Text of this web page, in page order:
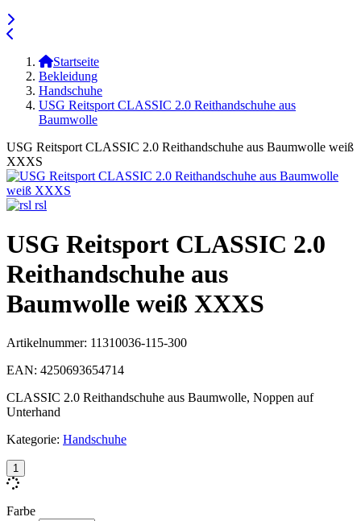
Startseite
Bekleidung
Handschuhe
USG Reitsport CLASSIC 2.0 Reithandschuhe aus
Baumwolle
USG Reitsport CLASSIC 2.0 Reithandschuhe aus Baumwolle weiß
XXXS
rsl
USG Reitsport CLASSIC 2.0
Reithandschuhe aus
Baumwolle weiß XXXS
Artikelnummer: 11310036-115-300
EAN: 4250693654714
CLASSIC 2.0 Reithandschuhe aus Baumwolle, Noppen auf
Unterhand
Kategorie: Handschuhe
Farbe